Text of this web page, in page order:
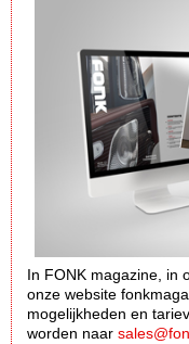
In FONK magazine, in
onze website
mogelijkheden en
worden naar